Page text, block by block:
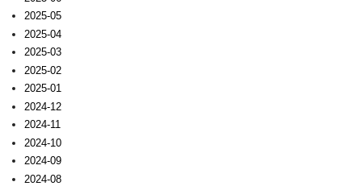
2025-05
2025-04
2025-03
2025-02
2025-01
2024-12
2024-11
2024-10
2024-09
2024-08